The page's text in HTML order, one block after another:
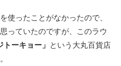
使ったことがなかったので、
っていたのですが、このラウ
トーキョー」 という大丸百貨店